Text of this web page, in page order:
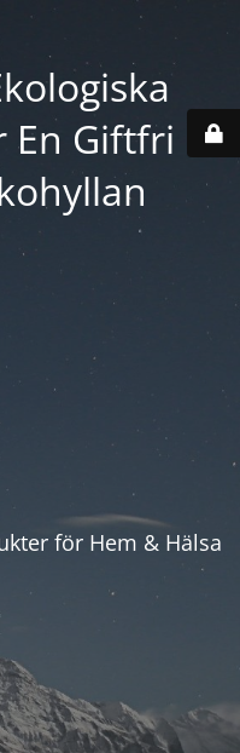
En Giftfri
för Hem & Hälsa